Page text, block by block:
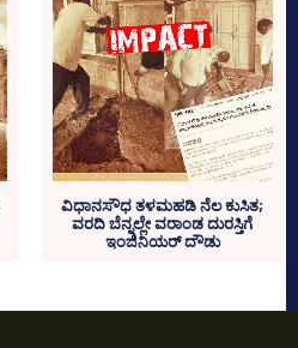
ವಿಧಾನಸೌಧ ತಳಮಹಡಿ ನೆಲ ಕುಸಿತ;
ವರದಿ ಬೆನ್ನಲ್ಲೇ ವರಾಂಡ ದುರಸ್ತಿಗೆ
ಇಂಜಿನಿಯರ್‌ ದೌಡು